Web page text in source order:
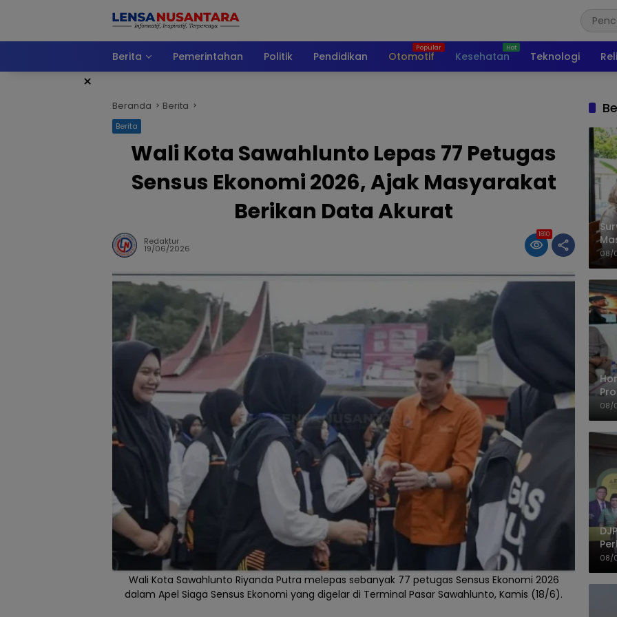
Berita
Pemerintahan Politik Pendidikan Otomotif Kesehatan Teknologi
×
Beranda Berita
Berita
Wali Kota Sawahlunto Lepas 77 Petugas
Sensus Ekonomi 2026, Ajak Masyarakat
Berikan Data Akurat
Redaktur
19/06/2026
1810
Wali Kota Sawahlunto Riyanda Putra melepas sebanyak 77 petugas Sensus Ekonomi 2026
dalam Apel Siaga Sensus Ekonomi yang digelar di Terminal Pasar Sawahlunto, Kamis (18/6).
08/
08/
08/